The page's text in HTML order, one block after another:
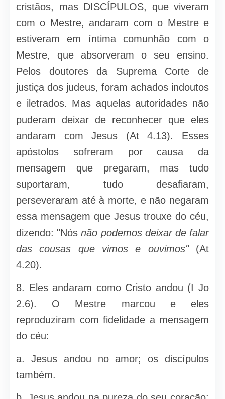
cristãos, mas DISCÍPULOS, que viveram
com o Mestre, andaram com o Mestre e
estiveram em íntima comu­nhão com o
Mestre, que absorveram o seu ensino.
Pelos doutores da Supre­ma Corte de
justiça dos judeus, foram achados indoutos
e iletrados. Mas aquelas autoridades não
puderam deixar de reconhecer que eles
andaram com Jesus (At 4.13). Esses
apóstolos sofreram por causa da
mensagem que pregaram, mas tudo
suportaram, tudo desafiaram,
perseveraram até à mor­te, e não negaram
essa mensagem que Jesus trouxe do céu,
dizendo: "Nósnão podemos deixar de falar
das cousas que vimos e ouvimos" (At
4.20).
8. Eles andaram como Cristo andou (I Jo
2.6). O Mestre marcou e eles
reproduziram com fidelidade a mensagem
do céu:
a. Jesus andou no amor; os discípulos
também.